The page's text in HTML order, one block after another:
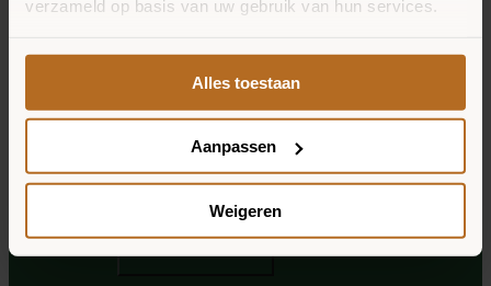
verzameld op basis van uw gebruik van hun services.
Alles toestaan
Aanpassen
Weigeren